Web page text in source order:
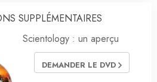
SUPPLÉMENTAIRES
Scientology : un aperçu
DEMANDER LE DVD